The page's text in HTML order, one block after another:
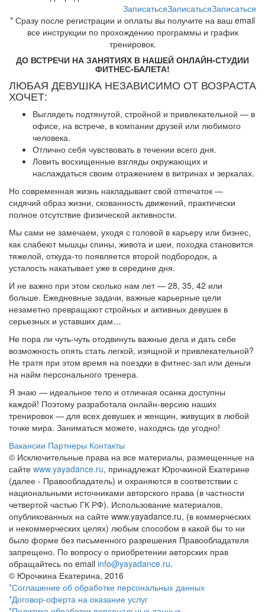
ЗаписатьсяЗаписатьсяЗаписаться
* Сразу после регистрации и оплаты вы получите на ваш email
все инструкции по прохождению программы и график
тренировок.
ДО ВСТРЕЧИ НА ЗАНЯТИЯХ В НАШЕЙ ОНЛАЙН-СТУДИИ
ФИТНЕС-БАЛЕТА!
ЛЮБАЯ ДЕВУШКА НЕЗАВИСИМО ОТ ВОЗРАСТА
ХОЧЕТ:
Выглядеть подтянутой, стройной и привлекательной — в
офисе, на встрече, в компании друзей или любимого
человека.
Отлично себя чувствовать в течении всего дня.
Ловить восхищенные взгляды окружающих и
наслаждаться своим отражением в витринах и зеркалах.
Но современная жизнь накладывает свой отпечаток —
сидячий образ жизни, скованность движений, практически
полное отсутствие физической активности.
Мы сами не замечаем, уходя с головой в карьеру или бизнес,
как слабеют мышцы спины, живота и шеи, походка становится
тяжелой, откуда-то появляется второй подбородок, а
усталость накатывает уже в середине дня.
И не важно при этом сколько нам лет — 28, 35, 42 или
больше. Ежедневные задачи, важные карьерные цели
незаметно превращают стройных и активных девушек в
серьезных и уставших дам…
Не пора ли чуть-чуть отодвинуть важные дела и дать себе
возможность опять стать легкой, изящной и привлекательной?
Не тратя при этом время на поездки в фитнес-зал или деньги
на найм персонального тренера.
Я знаю — идеальное тело и отличная осанка доступны
каждой! Поэтому разработала онлайн-версию наших
тренировок — для всех девушек и женщин, живущих в любой
точке мира. Заниматься можете, находясь где угодно!
Вакансии Партнеры Контакты
© Исключительные права на все материалы, размещенные на
сайте www.yayadance.ru, принадлежат Юрочкиной Екатерине
(далее - Правообладатель) и охраняются в соответствии с
национальными источниками авторского права (в частности
четвертой частью ГК РФ). Использование материалов,
опубликованных на сайте www.yayadance.ru, (в коммерческих
и некоммерческих целях) любым способом в какой бы то ни
было форме без письменного разрешения Правообладателя
запрещено. По вопросу о приобретении авторских прав
обращайтесь по email info@yayadance.ru.
© Юрочкина Екатерина, 2016
*Соглашение об обработке персональных данных
*Договор-оферта на оказание услуг